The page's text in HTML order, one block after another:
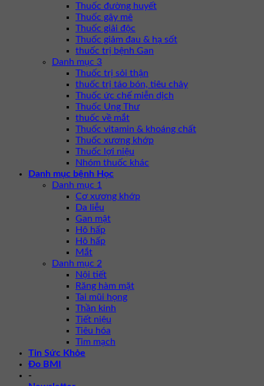
Thuốc đường huyết
Thuốc gây mê
Thuốc giải độc
Thuốc giảm đau & hạ sốt
thuốc trị bệnh Gan
Danh mục 3
Thuốc trị sỏi thận
thuốc trị táo bón, tiêu chảy
Thuốc ức chế miễn dịch
Thuốc Ung Thư
thuốc về mắt
Thuốc vitamin & khoáng chất
Thuốc xương khớp
Thuốc lợi niệu
Nhóm thuốc khác
Danh mục bệnh Học
Danh mục 1
Cơ xương khớp
Da liễu
Gan mật
Hô hấp
Hô hấp
Mắt
Danh mục 2
Nội tiết
Răng hàm mặt
Tai mũi họng
Thần kinh
Tiết niệu
Tiêu hóa
Tim mạch
Tin Sức Khỏe
Đo BMI
-